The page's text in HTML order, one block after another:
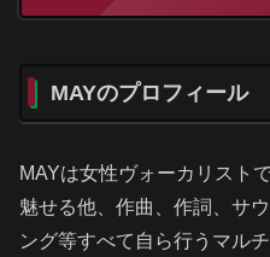
MAYのプロフィール
MAYは女性ヴォーカリスト
魅せる他、作曲、作詞、サ
ング等すべて自ら行うマル